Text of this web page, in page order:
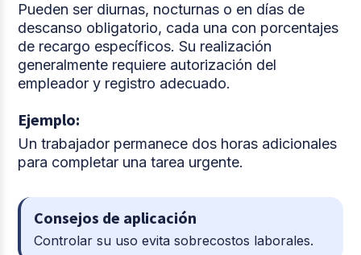
Pueden ser diurnas, nocturnas o en días de
descanso obligatorio, cada una con porcentajes
de recargo específicos. Su realización
generalmente requiere autorización del
empleador y registro adecuado.
Ejemplo:
Un trabajador permanece dos horas adicionales
para completar una tarea urgente.
Consejos de aplicación
Controlar su uso evita sobrecostos laborales.